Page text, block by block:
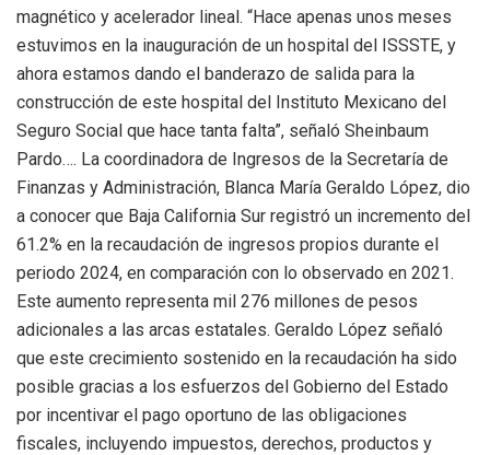
magnético y acelerador lineal. “Hace apenas unos meses
estuvimos en la inauguración de un hospital del ISSSTE, y
ahora estamos dando el banderazo de salida para la
construcción de este hospital del Instituto Mexicano del
Seguro Social que hace tanta falta”, señaló Sheinbaum
Pardo…. La coordinadora de Ingresos de la Secretaría de
Finanzas y Administración, Blanca María Geraldo López, dio
a conocer que Baja California Sur registró un incremento del
61.2% en la recaudación de ingresos propios durante el
periodo 2024, en comparación con lo observado en 2021.
Este aumento representa mil 276 millones de pesos
adicionales a las arcas estatales. Geraldo López señaló
que este crecimiento sostenido en la recaudación ha sido
posible gracias a los esfuerzos del Gobierno del Estado
por incentivar el pago oportuno de las obligaciones
fiscales, incluyendo impuestos, derechos, productos y